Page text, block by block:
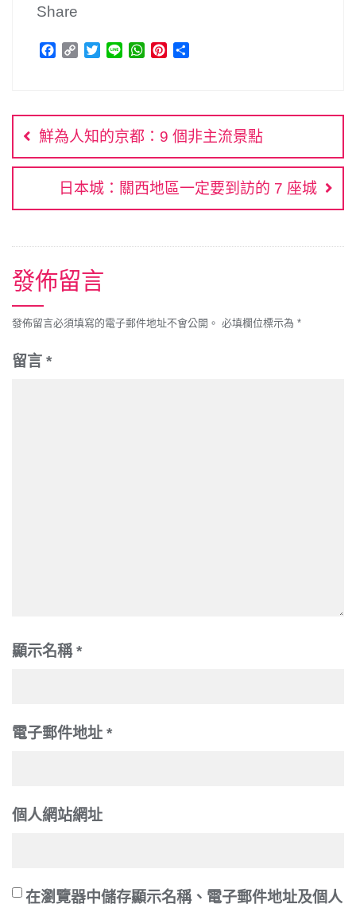
Share
b
o
o
k
C
L
n
k
t
e
r
W
s
A
p
p
e
s
文
章
導
鮮為人知的京都：9 個非主流景點
日本城：關西地區一定要到訪的 7 座城
發佈留言
發佈留言必須填寫的電子郵件地址不會公開。 必填欄位標示為 *
留言 *
顯示名稱*
電子郵件地址 *
個人網站網址
在瀏覽器中儲存顯示名稱、電子郵件地址及個人